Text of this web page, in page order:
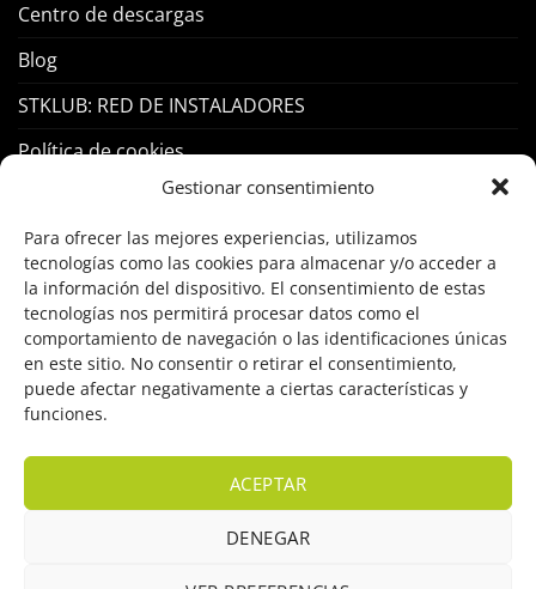
Gestionar consentimiento
Para ofrecer las mejores experiencias, utilizamos
tecnologías como las cookies para almacenar y/o acceder a
la información del dispositivo. El consentimiento de estas
tecnologías nos permitirá procesar datos como el
comportamiento de navegación o las identificaciones únicas
en este sitio. No consentir o retirar el consentimiento,
puede afectar negativamente a ciertas características y
funciones.
ACEPTAR
DENEGAR
Centro de descargas
Blog
STKLUB: RED DE INSTALADORES
Política de cookies
Control Acceso
Hogar Inteligente
Incendio
Intrusión
Marcas
OFERTAS